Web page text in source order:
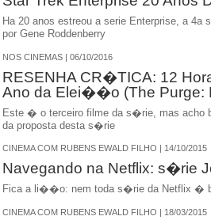
Ha 20 anos estreou a serie Enterprise, a 4a
por Gene Roddenberry
NOS CINEMAS | 06/10/2016
RESENHA CR�TICA: 12
Ano da Elei��o (The Purge:
Este � o terceiro filme da s�rie, mas acho
da proposta desta s�rie
CINEMA COM RUBENS EWALD FILHO | 14/10/2015
Navegando na Netflix: s�rie
Fica a li��o: nem toda s�rie da Netflix �
CINEMA COM RUBENS EWALD FILHO | 18/03/2015